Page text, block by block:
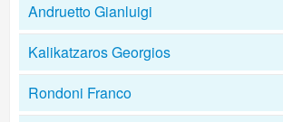
Andruetto Gianluigi
Kalikatzaros Georgios
Rondoni Franco